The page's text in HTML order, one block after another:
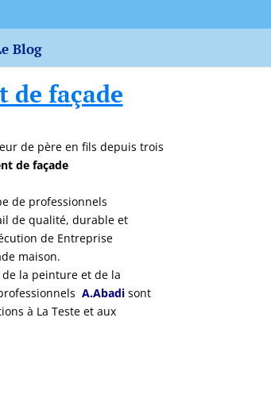
Blog
de façade
de père en fils depuis trois
de façade
de professionnels
de qualité, durable et
de Entreprise
maison.
la peinture et de la
A.Abadisont
à La Teste et aux